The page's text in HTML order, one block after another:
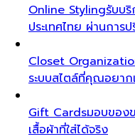
Online Stylingรับบ
ประเทศไทย ผ่านการ
Closet
ระบบสไตล์ที่คุณอยาก
Gift Cardsมอบของ
เสื้อผ้าที่ใส่ได้จริง